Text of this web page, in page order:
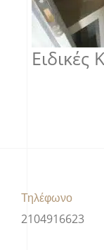
Ειδικές
Τηλέφωνο
2104916623